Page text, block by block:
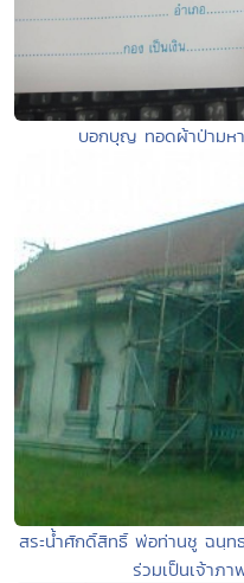
บอกบุญ ทอดผ้าป่ามห
สระน้ำศักดิ์สิทธิ์ พ่อท่านชู ฉนฺท
ร่วมเป็นเจ้าภา